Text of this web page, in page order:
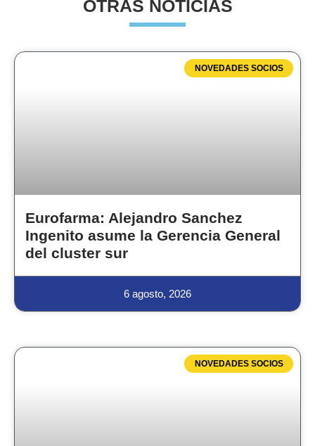
OTRAS NOTICIAS
NOVEDADES SOCIOS
Eurofarma: Alejandro Sanchez
Ingenito asume la Gerencia General
del cluster sur
6 agosto, 2026
NOVEDADES SOCIOS